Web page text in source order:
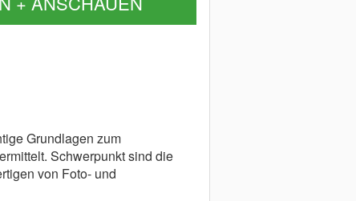
Grundlagen zum
Schwerpunkt sind die
von Foto- und